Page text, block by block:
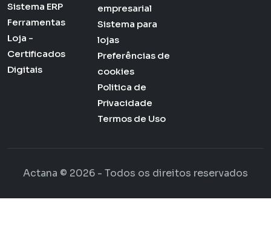
Sistema ERP
Ferramentas
Loja -
Certificados
Digitais
empresarial
Sistema para
lojas
Preferências de
cookies
Politica de
Privacidade
Termos de Uso
Actana © 2026 - Todos os direitos reservados